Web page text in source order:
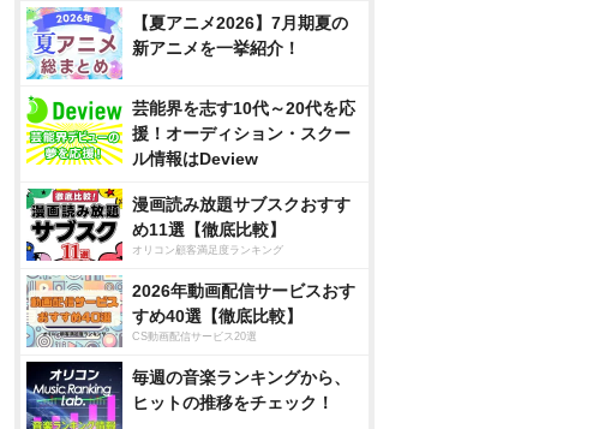
【夏アニメ2026】7月期夏の
新アニメを一挙紹介！
芸能界を志す10代～20代を応
援！オーディション・スクー
ル情報はDeview
漫画読み放題サブスクおすす
め11選【徹底比較】
オリコン顧客満足度ランキング
2026年動画配信サービスおす
すめ40選【徹底比較】
CS動画配信サービス20選
毎週の音楽ランキングから、
ヒットの推移をチェック！